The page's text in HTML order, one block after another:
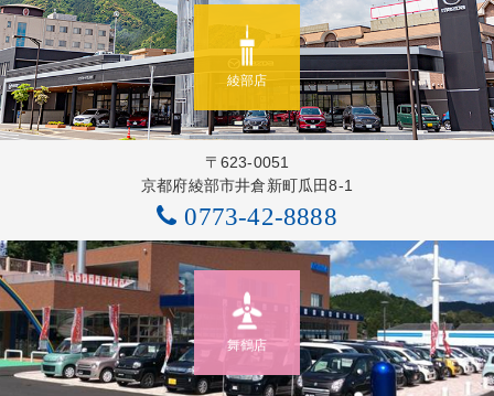
綾部店
〒623-0051
京都府綾部市井倉新町瓜田8-1
0773-42-8888
舞鶴店